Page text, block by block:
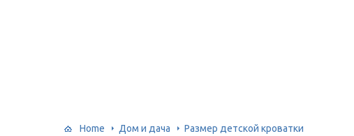
Home Дом и дача Размер детской кроватки